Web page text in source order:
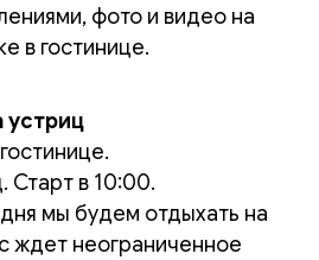
фото и видео на
в гостинице.
устриц
Старт в 10:00.
мы будем отдыхать на
ждет неограниченное